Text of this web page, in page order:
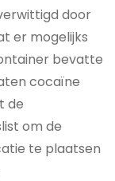
door
er mogelijks
bevatte
cocaïne
de
om de
te plaatsen